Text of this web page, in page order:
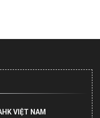
VIỆT NAM